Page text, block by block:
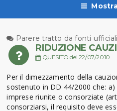
Parere tratto da fonti ufficiali
RIDUZIONE
QUESITO del 22/07/2010
Per il dimezzamento della
sostenuto in DD 44/2000 che:
imprese riunite o consorziate
consorziarsi, il requisito deve